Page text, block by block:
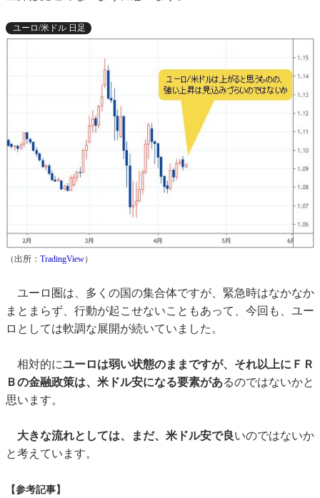
ユーロ/米ドル 日足
（出所： TradingView）
ユーロ圏は、多くの国の集合体ですが、緊急時はなかなか
まとまらず、行動が起こせないこともあって、今回も、ユー
ロとしては軟調な展開が続いていました。
相対的にユーロは弱い状態のままですが、それ以上にＦＲ
Ｂの金融政策は、米ドル安になる要素があるのではないかと
思います。
大きな流れとしては、まだ、米ドル安で良いのではないか
と考えています。
【参考記事】